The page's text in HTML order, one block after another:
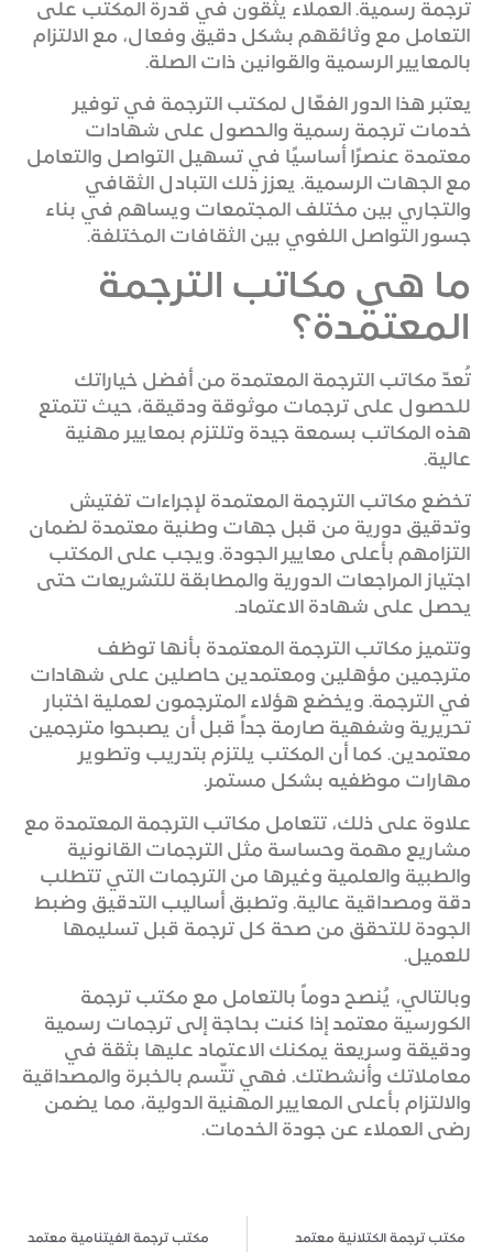
ترجمة رسمية. العملاء يثقون في قدرة المكتب على
التعامل مع وثائقهم بشكل دقيق وفعال، مع الالتزام
بالمعايير الرسمية والقوانين ذات الصلة.
يعتبر هذا الدور الفعّال لمكتب الترجمة في توفير
خدمات ترجمة رسمية والحصول على شهادات
معتمدة عنصرًا أساسيًا في تسهيل التواصل والتعامل
مع الجهات الرسمية. يعزز ذلك التبادل الثقافي
والتجاري بين مختلف المجتمعات ويساهم في بناء
جسور التواصل اللغوي بين الثقافات المختلفة.
ما هي مكاتب الترجمة
المعتمدة؟
تُعدّ مكاتب الترجمة المعتمدة من أفضل خياراتك
للحصول على ترجمات موثوقة ودقيقة، حيث تتمتع
هذه المكاتب بسمعة جيدة وتلتزم بمعايير مهنية
عالية.
تخضع مكاتب الترجمة المعتمدة لإجراءات تفتيش
وتدقيق دورية من قبل جهات وطنية معتمدة لضمان
التزامهم بأعلى معايير الجودة. ويجب على المكتب
اجتياز المراجعات الدورية والمطابقة للتشريعات حتى
يحصل على شهادة الاعتماد.
وتتميز مكاتب الترجمة المعتمدة بأنها توظف
مترجمين مؤهلين ومعتمدين حاصلين على شهادات
في الترجمة. ويخضع هؤلاء المترجمون لعملية اختبار
تحريرية وشفهية صارمة جداً قبل أن يصبحوا مترجمين
معتمدين. كما أن المكتب يلتزم بتدريب وتطوير
مهارات موظفيه بشكل مستمر.
علاوة على ذلك، تتعامل مكاتب الترجمة المعتمدة مع
مشاريع مهمة وحساسة مثل الترجمات القانونية
والطبية والعلمية وغيرها من الترجمات التي تتطلب
دقة ومصداقية عالية. وتطبق أساليب التدقيق وضبط
الجودة للتحقق من صحة كل ترجمة قبل تسليمها
للعميل.
وبالتالي، يُنصح دوماً بالتعامل مع مكتب ترجمة
الكورسية معتمد إذا كنت بحاجة إلى ترجمات رسمية
ودقيقة وسريعة يمكنك الاعتماد عليها بثقة في
معاملاتك وأنشطتك. فهي تتّسم بالخبرة والمصداقية
والالتزام بأعلى المعايير المهنية الدولية، مما يضمن
رضى العملاء عن جودة الخدمات.
مكتب ترجمة الكتلانية معتمد مكتب ترجمة الفيتنامية معتمد